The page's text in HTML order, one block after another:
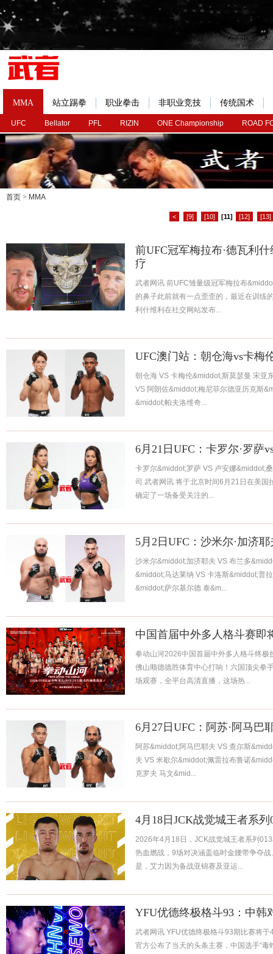
MMA
UFC Bellator PFL RIZIN ONE Championship ROAD
站立踢拳 职业拳击 非职业竞技 传统国术
首页 > MMA
< [9] [10] [11] [12] [13]
前UFC冠军梅拉布·德瓦利
疗
武者网讯 前UFC雏量级冠军梅拉布
的鼻子此前就有一点歪歪的，最近在训练
利什维利在社交网站发布...
UFC澳门站：朝仓海vs卡梅
朝仓海 VS 卡梅伦&middot;斯莫瑟曼 宋亚
VS 阿朗佐&middot;梅尼菲尔德亚历克斯
&middot;帕夫洛维奇...
6月21日UFC：卡罗尔·罗萨
卡罗尔&middot;罗萨 VS 卢安娜&middot;
司 武者网讯 将于北京时间6月21日在美国
确定了一场备受关注的...
5月2日UFC：沙米尔·加济
沙米尔&middot;加济耶夫 VS 布兰多
&middot;马达莱纳 VS 卡洛斯&middot;普
&middot;萨尔基尔德 泰&m...
中国首届中外多人格斗赛即
拳动山河2026中国首届中外多人格斗终
佛山顺德德胜体育中心打响！六国顶尖拳
场观赛，全平台高清直播，这场热...
6月27日UFC：阿苏·阿马巴
阿苏&middot;阿马巴耶夫 VS 查尔斯
夫 VS 米歇尔&middot;佩雷拉布鲁诺
克罗夫 马文&mid...
4月18日JCK战觉城王者系列
2026年4月18日，JCK战觉城王者系列
热血燃战，9场对决涵盖临时金腰带争夺
是，艾力因为备战亚锦赛及亚运...
YFU优德终极格斗93：中韩
武者网讯 YFU优德终极格斗93期比赛将
官方公布了当天的头条主赛，中国选手“